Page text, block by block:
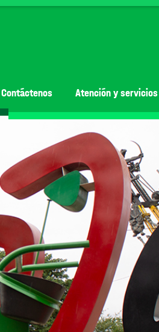
Contáctenos Atención y